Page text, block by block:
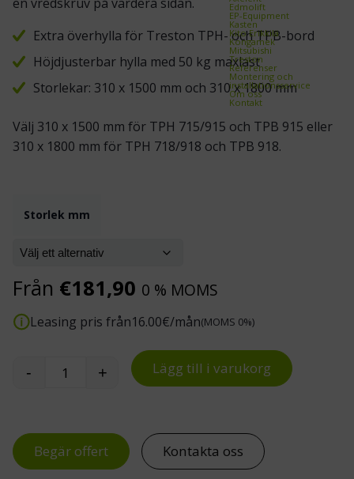
Edmolift
EP-Equipment
Kasten
Kito Erikkilä
Kongamek
Mitsubishi
Treston
Referenser
Montering och
installationsservice
Om oss
Kontakt
Extra överhylla för Treston TPH- och TPB-bord
Höjdjusterbar hylla med 50 kg maxlast
Storlekar: 310 x 1500 mm och 310 x 1800 mm
Välj 310 x 1500 mm för TPH 715/915 och TPB 915 eller
310 x 1800 mm för TPH 718/918 och TPB 918.
Storlek mm
Från €181,90 0 % MOMS
Leasing pris från16.00€/mån(MOMS 0%)
Treston SH extra överhylla för TPH- och TPB-
- + Lägg till i varukorg
Begär offert Kontakta oss